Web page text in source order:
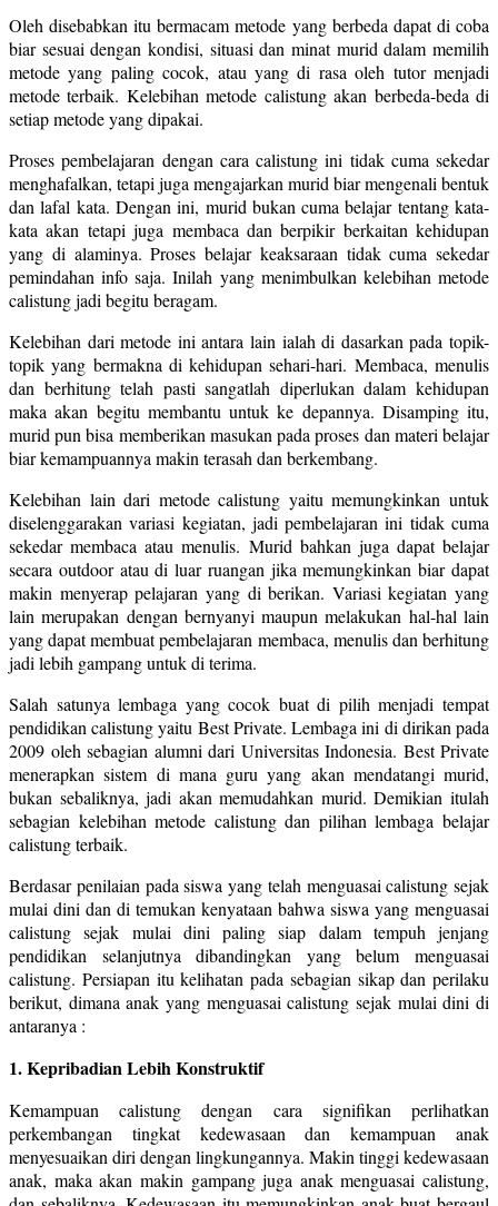
Oleh disebabkan itu bermacam metode yang berbeda dapat di coba
biar sesuai dengan kondisi, situasi dan minat murid dalam memilih
metode yang paling cocok, atau yang di rasa oleh tutor menjadi
metode terbaik. Kelebihan metode calistung akan berbeda-beda di
setiap metode yang dipakai.
Proses pembelajaran dengan cara calistung ini tidak cuma sekedar
menghafalkan, tetapi juga mengajarkan murid biar mengenali bentuk
dan lafal kata. Dengan ini, murid bukan cuma belajar tentang kata-
kata akan tetapi juga membaca dan berpikir berkaitan kehidupan
yang di alaminya. Proses belajar keaksaraan tidak cuma sekedar
pemindahan info saja. Inilah yang menimbulkan kelebihan metode
calistung jadi begitu beragam.
Kelebihan dari metode ini antara lain ialah di dasarkan pada topik-
topik yang bermakna di kehidupan sehari-hari. Membaca, menulis
dan berhitung telah pasti sangatlah diperlukan dalam kehidupan
maka akan begitu membantu untuk ke depannya. Disamping itu,
murid pun bisa memberikan masukan pada proses dan materi belajar
biar kemampuannya makin terasah dan berkembang.
Kelebihan lain dari metode calistung yaitu memungkinkan untuk
diselenggarakan variasi kegiatan, jadi pembelajaran ini tidak cuma
sekedar membaca atau menulis. Murid bahkan juga dapat belajar
secara outdoor atau di luar ruangan jika memungkinkan biar dapat
makin menyerap pelajaran yang di berikan. Variasi kegiatan yang
lain merupakan dengan bernyanyi maupun melakukan hal-hal lain
yang dapat membuat pembelajaran membaca, menulis dan berhitung
jadi lebih gampang untuk di terima.
Salah satunya lembaga yang cocok buat di pilih menjadi tempat
pendidikan calistung yaitu Best Private. Lembaga ini di dirikan pada
2009 oleh sebagian alumni dari Universitas Indonesia. Best Private
menerapkan sistem di mana guru yang akan mendatangi murid,
bukan sebaliknya, jadi akan memudahkan murid. Demikian itulah
sebagian kelebihan metode calistung dan pilihan lembaga belajar
calistung terbaik.
Berdasar penilaian pada siswa yang telah menguasai calistung sejak
mulai dini dan di temukan kenyataan bahwa siswa yang menguasai
calistung sejak mulai dini paling siap dalam tempuh jenjang
pendidikan selanjutnya dibandingkan yang belum menguasai
calistung. Persiapan itu kelihatan pada sebagian sikap dan perilaku
berikut, dimana anak yang menguasai calistung sejak mulai dini di
antaranya :
1. Kepribadian Lebih Konstruktif
Kemampuan calistung dengan cara signifikan perlihatkan
perkembangan tingkat kedewasaan dan kemampuan anak
menyesuaikan diri dengan lingkungannya. Makin tinggi kedewasaan
anak, maka akan makin gampang juga anak menguasai calistung,